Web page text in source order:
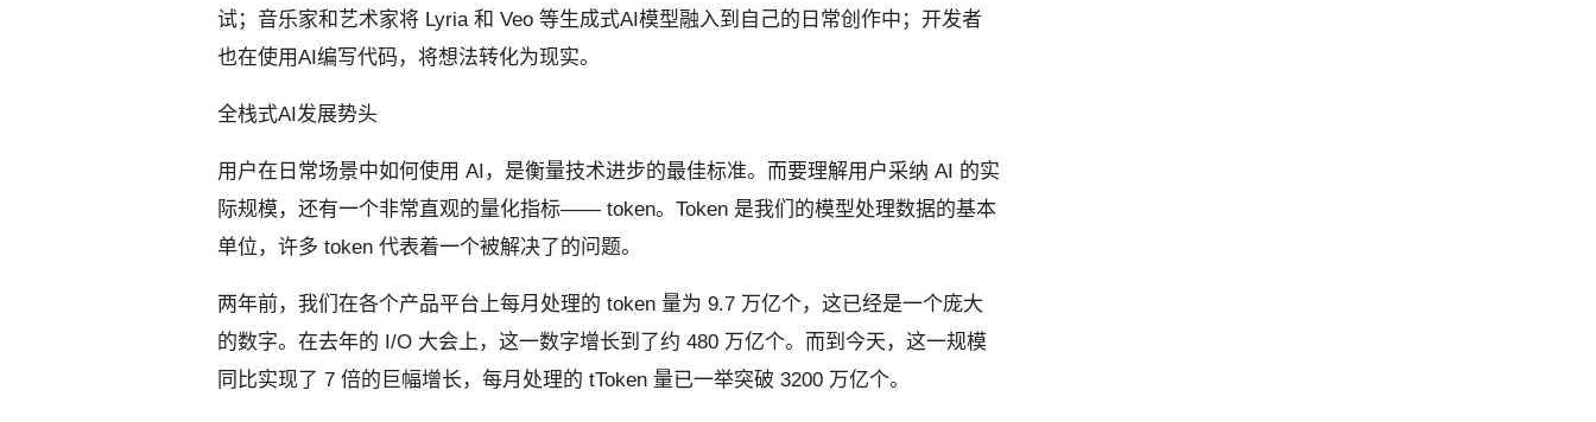
试；音乐家和艺术家将 Lyria 和 Veo 等生成式AI模型融入到自己的日常创作中；开发者
也在使用AI编写代码，将想法转化为现实。
全栈式AI发展势头
用户在日常场景中如何使用 AI，是衡量技术进步的最佳标准。而要理解用户采纳 AI 的实
际规模，还有一个非常直观的量化指标—— token。Token 是我们的模型处理数据的基本
单位，许多 token 代表着一个被解决了的问题。
两年前，我们在各个产品平台上每月处理的 token 量为 9.7 万亿个，这已经是一个庞大
的数字。在去年的 I/O 大会上，这一数字增长到了约 480 万亿个。而到今天，这一规模
同比实现了 7 倍的巨幅增长，每月处理的 tToken 量已一举突破 3200 万亿个。